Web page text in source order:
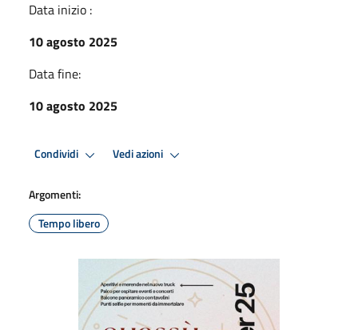
Data inizio :
10 agosto 2025
Data fine:
10 agosto 2025
Condividi Vedi azioni
Argomenti:
Tempo libero